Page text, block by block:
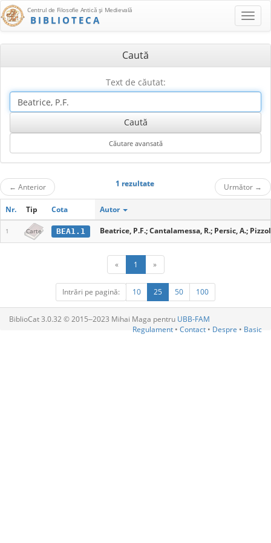
Centrul de Filosofie Antică şi Medievală
BIBLIOTECA
Caută
Text de căutat:
← Anterior 1 rezultate Următor →
Nr. Tip Cota Autor
1 Carte BEA1.1 Beatrice, P.F.; Cantalamessa, R.; Persic, A.;
« 1 »
Intrări pe pagină: 10 25 50 100
BiblioCat 3.0.32 © 2015‒2023 Mihai Maga pentru UBB-FAM
Regulament • Contact • Despre • Basic